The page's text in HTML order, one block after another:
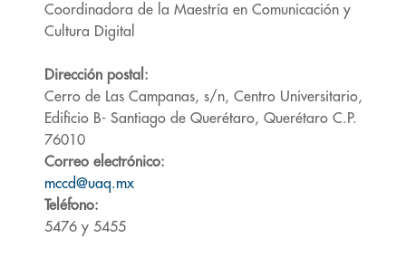
Coordinadora de la Maestría en Comunicación y
Cultura Digital
Dirección postal:
Cerro de Las Campanas, s/n, Centro Universitario,
Edificio B- Santiago de Querétaro, Querétaro C.P.
76010
Correo electrónico:
mccd@uaq.mx
Teléfono:
5476 y 5455